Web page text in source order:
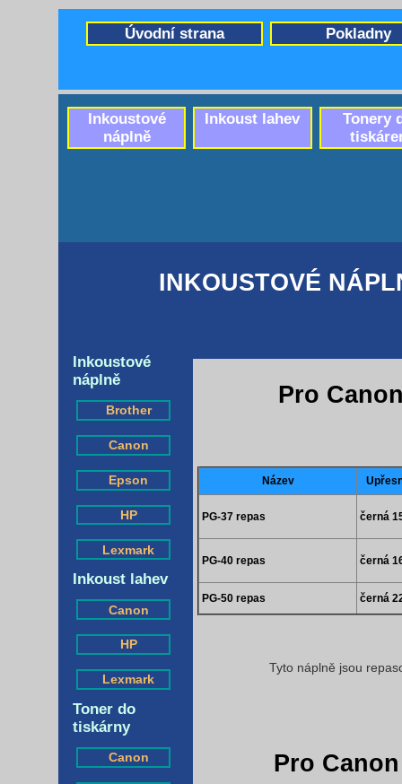
INKOUSTOVÉ
Pro
Inkoustové
náplně
Brother
Canon
Epson
HP
Lexmark
Inkoust lahev
Canon
HP
Lexmark
Toner do
tiskárny
Canon
Název
PG-37 repas černá
PG-40 repas černá
PG-50 repas černá
Tyto náplně jsou
Pro
Pokladny
Úvodní strana
Tonery
Inkoust lahev
Inkoustové
náplně